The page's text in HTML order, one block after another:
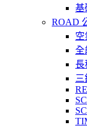
基
ROAD
空
全
長